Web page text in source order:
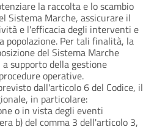
la raccolta e lo scambio
Sistema Marche, assicurare il
e l'efficacia degli interventi e
popolazione. Per tali finalità, la
del Sistema Marche
supporto della gestione
operative.
dall'articolo 6 del Codice, il
in particolare:
o in vista degli eventi
b) del comma 3 dell'articolo 3,